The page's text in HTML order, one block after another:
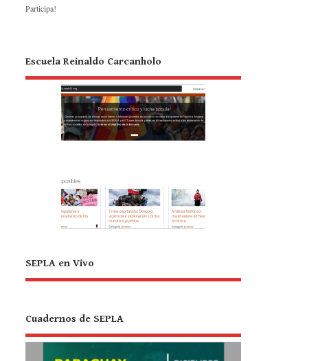
Participa!
Escuela Reinaldo Carcanholo
SEPLA en Vivo
Cuadernos de SEPLA